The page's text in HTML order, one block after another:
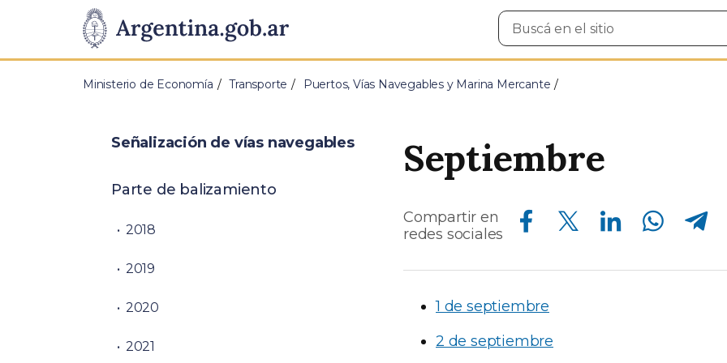
Presidencia
de
Pasar al contenido principal
Buscar
en
Ministerio de Economía Transporte Puertos, Vías Navegables y Marina Mercante
Septiembre
Compartir en
redes sociales
Compartir en Facebook Compartir en Twitter Compartir en Linkedin Compartir en Whatsapp Compartir en Telegram
1 de septiembre
2 de septiembre
Señalización de vías navegables
Parte de balizamiento
2018
2019
2020
2021